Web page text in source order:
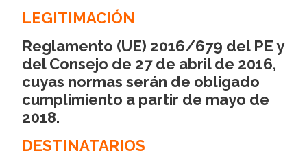
LEGITIMACIÓN
Reglamento (UE) 2016/679 del PE y
del Consejo de 27 de abril de 2016,
cuyas normas serán de obligado
cumplimiento a partir de mayo de
2018.
DESTINATARIOS